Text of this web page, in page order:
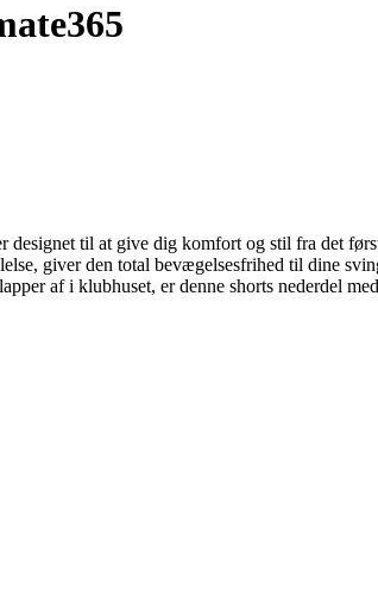
til at give dig komfort og stil fra det
giver den total bevægelsesfrihed til dine
af i klubhuset, er denne shorts nederdel